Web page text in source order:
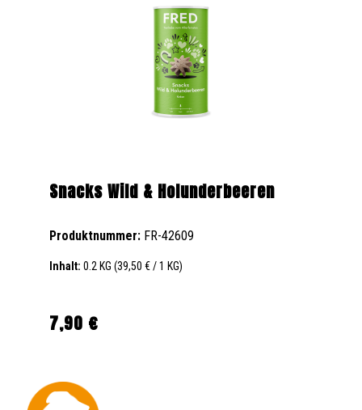
Snacks Wild & Holunderbeeren
Produktnummer: FR-42609
Inhalt: 0.2 KG (39,50 € / 1 KG)
Regulärer Preis:
7,90 €